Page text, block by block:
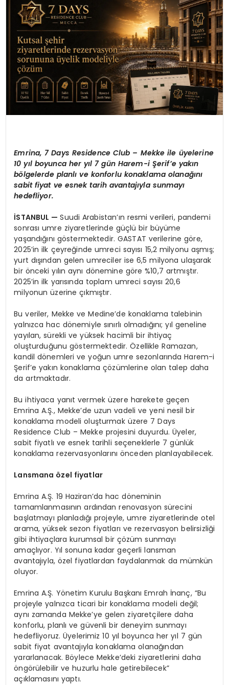
Emrina, 7 Days Residence Club – Mekke ile üyelerine
10 yıl boyunca her yıl 7 gün Harem-i Şerif’e yakın
bölgelerde planlı ve konforlu konaklama olanağını
sabit fiyat ve esnek tarih avantajıyla sunmayı
hedefliyor.
İSTANBUL —Suudi Arabistan’ın resmi verileri, pandemi
sonrası umre ziyaretlerinde güçlü bir büyüme
yaşandığını göstermektedir. GASTAT verilerine göre,
2025’in ilk çeyreğinde umreci sayısı 15,2 milyonu aşmış;
yurt dışından gelen umreciler ise 6,5 milyona ulaşarak
bir önceki yılın aynı dönemine göre %10,7 artmıştır.
2025’in ilk yarısında toplam umreci sayısı 20,6
milyonun üzerine çıkmıştır.
Bu veriler, Mekke ve Medine’de konaklama talebinin
yalnızca hac dönemiyle sınırlı olmadığını; yıl geneline
yayılan, sürekli ve yüksek hacimli bir ihtiyaç
oluşturduğunu göstermektedir. Özellikle Ramazan,
kandil dönemleri ve yoğun umre sezonlarında Harem-i
Şerif’e yakın konaklama çözümlerine olan talep daha
da artmaktadır.
Bu ihtiyaca yanıt vermek üzere harekete geçen
Emrina A.Ş., Mekke’de uzun vadeli ve yeni nesil bir
konaklama modeli oluşturmak üzere 7 Days
Residence Club – Mekke projesini duyurdu. Üyeler,
sabit fiyatlı ve esnek tarihli seçeneklerle 7 günlük
konaklama rezervasyonlarını önceden planlayabilecek.
Lansmana özel fiyatlar
Emrina A.Ş. 19 Haziran’da hac döneminin
tamamlanmasının ardından renovasyon sürecini
başlatmayı planladığı projeyle, umre ziyaretlerinde otel
arama, yüksek sezon fiyatları ve rezervasyon belirsizliği
gibi ihtiyaçlara kurumsal bir çözüm sunmayı
amaçlıyor. Yıl sonuna kadar geçerli lansman
avantajıyla, özel fiyatlardan faydalanmak da mümkün
oluyor.
Emrina A.Ş. Yönetim Kurulu Başkanı Emrah İnanç, “Bu
projeyle yalnızca ticari bir konaklama modeli değil;
aynı zamanda Mekke’ye gelen ziyaretçilere daha
konforlu, planlı ve güvenli bir deneyim sunmayı
hedefliyoruz. Üyelerimiz 10 yıl boyunca her yıl 7 gün
sabit fiyat avantajıyla konaklama olanağından
yararlanacak. Böylece Mekke’deki ziyaretlerini daha
öngörülebilir ve huzurlu hale getirebilecek”
açıklamasını yaptı.